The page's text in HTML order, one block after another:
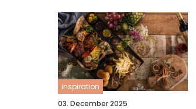
inspiration
03. December 2025